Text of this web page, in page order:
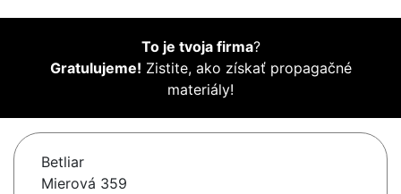
To je tvoja firma?
Gratulujeme! Zistite, ako získať propagačné
materiály!
Betliar
Mierová 359